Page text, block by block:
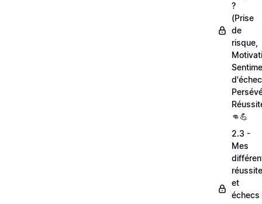
?
(Prise
de
risque,
👊💪
2.3 -
Mes
et
échecs